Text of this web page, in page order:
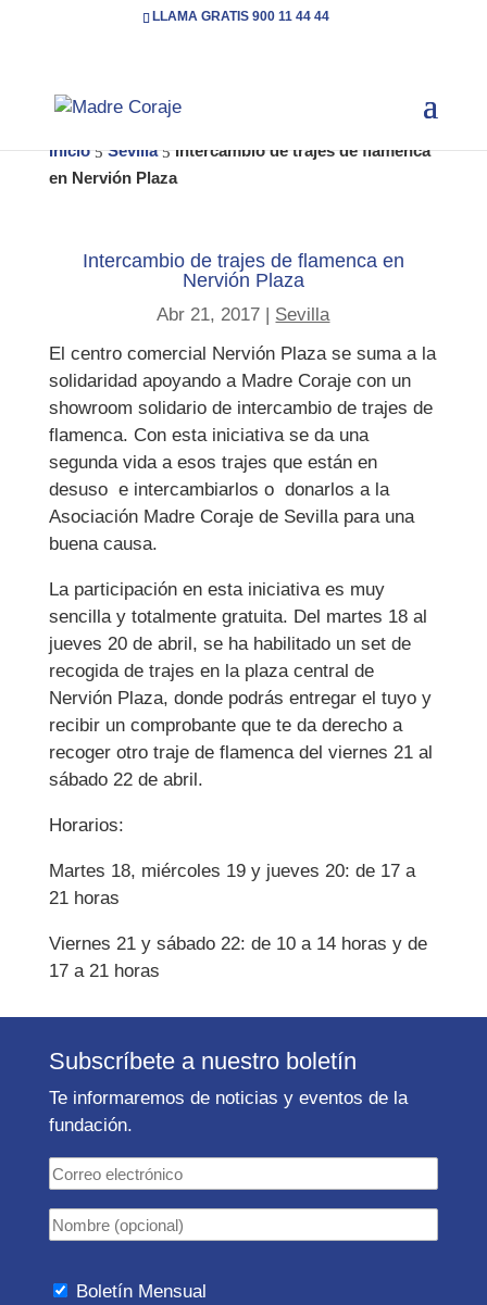
LLAMA GRATIS 900 11 44 44
Inicio 5 Sevilla 5 Intercambio de trajes de flamenca
en Nervión Plaza
Intercambio de trajes de flamenca en
Nervión Plaza
Abr 21, 2017 | Sevilla
El centro comercial Nervión Plaza se suma a la
solidaridad apoyando a Madre Coraje con un
showroom solidario de intercambio de trajes de
flamenca. Con esta iniciativa se da una
segunda vida a esos trajes que están en
desuso e intercambiarlos o donarlos a la
Asociación Madre Coraje de Sevilla para una
buena causa.
La participación en esta iniciativa es muy
sencilla y totalmente gratuita. Del martes 18 al
jueves 20 de abril, se ha habilitado un set de
recogida de trajes en la plaza central de
Nervión Plaza, donde podrás entregar el tuyo y
recibir un comprobante que te da derecho a
recoger otro traje de flamenca del viernes 21 al
sábado 22 de abril.
Horarios:
Martes 18, miércoles 19 y jueves 20: de 17 a
21 horas
Viernes 21 y sábado 22: de 10 a 14 horas y de
17 a 21 horas
Subscríbete a nuestro boletín
Te informaremos de noticias y eventos de la
fundación.
Boletín Mensual